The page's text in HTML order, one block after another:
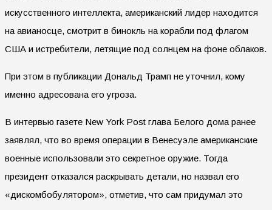
искусственного интеллекта, американский лидер находится
на авианосце, смотрит в бинокль на корабли под флагом
США и истребители, летящие под солнцем на фоне облаков.
При этом в публикации Дональд Трамп не уточнил, кому
именно адресована его угроза.
В интервью газете New York Post глава Белого дома ранее
заявлял, что во время операции в Венесуэле американские
военные использовали это секретное оружие. Тогда
президент отказался раскрывать детали, но назвал его
«дискомбобулятором», отметив, что сам придумал это